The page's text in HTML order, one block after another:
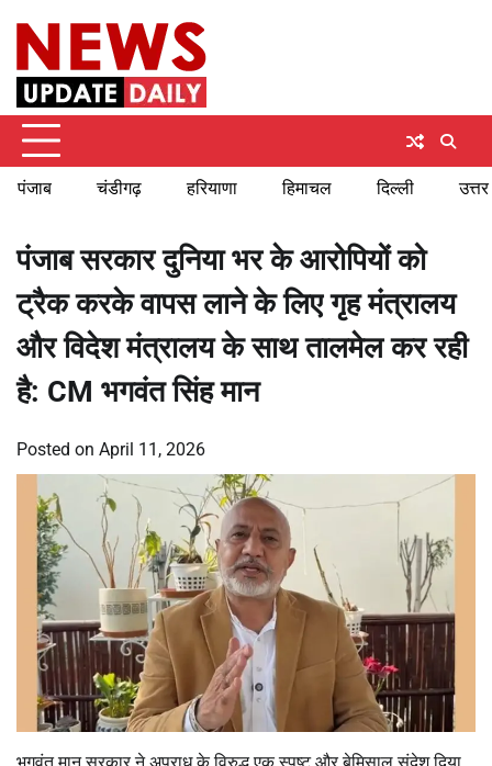
content
पंजाब चंडीगढ़ हरियाणा हिमाचल दिल्ली
पंजाब सरकार दुनिया भर के आरोपियों को
ट्रैक करके वापस लाने के लिए गृह मंत्रालय
और विदेश मंत्रालय के साथ तालमेल कर रही
है: CM भगवंत सिंह मान
Posted on April 11, 2026